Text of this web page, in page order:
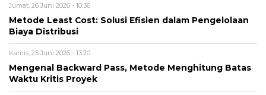
Jumat, 26 Juni 2026 - 10:36
Metode Least Cost: Solusi Efisien dalam Pengelolaan
Biaya Distribusi
Kamis, 25 Juni 2026 - 13:20
Mengenal Backward Pass, Metode Menghitung Batas
Waktu Kritis Proyek